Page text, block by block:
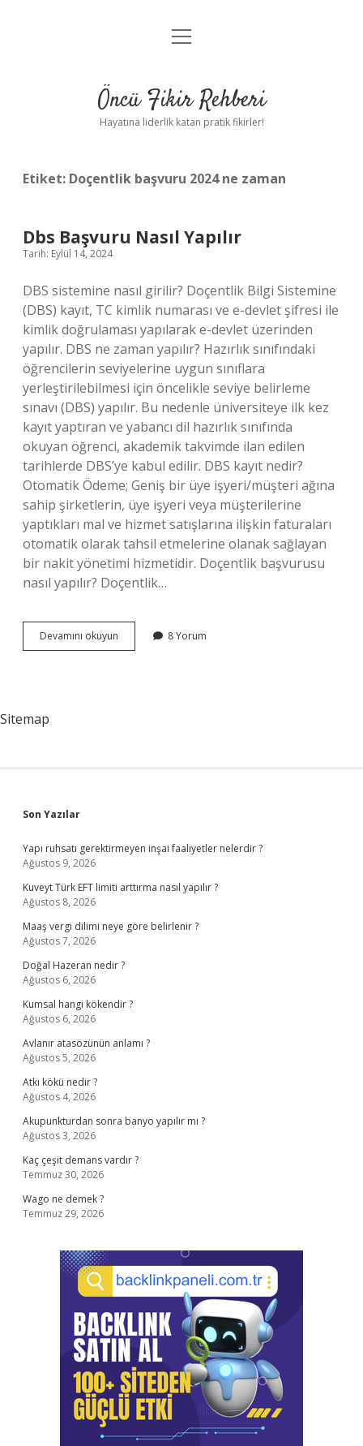
Anasayfa
Yasal Uyarı
menüyü
Öncü Fikir Rehberi
Hayatına liderlik katan pratik fikirler!
Etiket: Doçentlik başvuru 2024 ne zaman
Dbs Başvuru Nasıl Yapılır
Tarih: Eylül 14, 2024
DBS sistemine nasıl girilir? Doçentlik Bilgi Sistemine
(DBS) kayıt, TC kimlik numarası ve e-devlet şifresi ile
kimlik doğrulaması yapılarak e-devlet üzerinden
yapılır. DBS ne zaman yapılır? Hazırlık sınıfındaki
öğrencilerin seviyelerine uygun sınıflara
yerleştirilebilmesi için öncelikle seviye belirleme
sınavı (DBS) yapılır. Bu nedenle üniversiteye ilk kez
kayıt yaptıran ve yabancı dil hazırlık sınıfında
okuyan öğrenci, akademik takvimde ilan edilen
tarihlerde DBS’ye kabul edilir. DBS kayıt nedir?
Otomatik Ödeme; Geniş bir üye işyeri/müşteri ağına
sahip şirketlerin, üye işyeri veya müşterilerine
yaptıkları mal ve hizmet satışlarına ilişkin faturaları
otomatik olarak tahsil etmelerine olanak sağlayan
bir nakit yönetimi hizmetidir. Doçentlik başvurusu
nasıl yapılır? Doçentlik…
Devamını okuyun
Başvuru
8 Yorum
Sitemap
Sidebar
Son Yazılar
Yapı ruhsatı gerektirmeyen inşai faaliyetler nelerdir ?
Ağustos 9, 2026
Kuveyt Türk EFT limiti arttırma nasıl yapılır ?
Ağustos 8, 2026
Maaş vergi dilimi neye göre belirlenir ?
Ağustos 7, 2026
Doğal Hazeran nedir ?
Ağustos 6, 2026
Kumsal hangi kökendir ?
Ağustos 6, 2026
Avlanır atasözünün anlamı ?
Ağustos 5, 2026
Atkı kökü nedir ?
Ağustos 4, 2026
Akupunkturdan sonra banyo yapılır mı ?
Ağustos 3, 2026
Kaç çeşit demans vardır ?
Temmuz 30, 2026
Wago ne demek ?
Temmuz 29, 2026